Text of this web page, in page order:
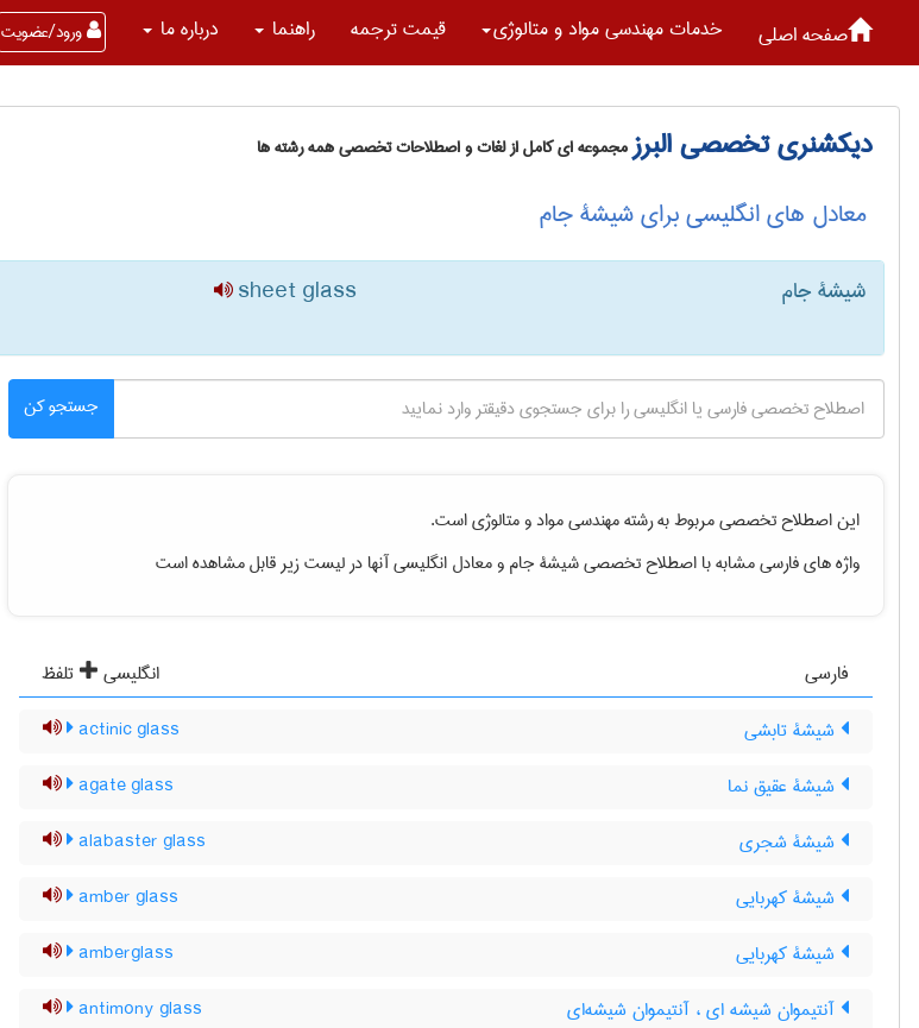
صفحه اصلی خدمات مهندسی مواد و متالوژی قیمت ترجمه راهنما درباره ما ورود/عضویت
دیکشنری تخصصی البرزمجموعه ای کامل از لغات و اصطلاحات تخصصی همه رشته ها
معادل های انگلیسی برای شیشۀ جام
شیشۀ جام sheet glass
جستجو کن
این اصطلاح تخصصی مربوط به رشتهمهندسی مواد و متالوژیاست.
واژه های فارسی مشابه با اصطلاح تخصصیشیشۀ جامو معادل انگلیسی آنها در لیست زیر قابل مشاهده است
فارسی انگلیسی
تلفظ
شیشۀ تابشی
actinic glass
شیشۀ عقیق نما agate glass
شیشۀ شجری alabaster glass
شیشۀ کهربایی amber glass
شیشۀ کهربایی amberglass
آنتیموان شیشه ای ، آنتیموان شیشه‌ای antimony glass